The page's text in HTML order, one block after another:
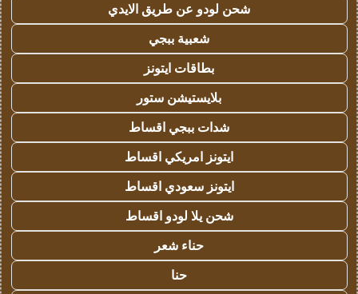
شحن لودو عن طريق الايدي
شعبية ببجي
بطاقات ايتونز
بلايستيشن ستور
شدات ببجي اقساط
ايتونز امريكي اقساط
ايتونز سعودي اقساط
شحن يلا لودو اقساط
حناء شعر
حنا